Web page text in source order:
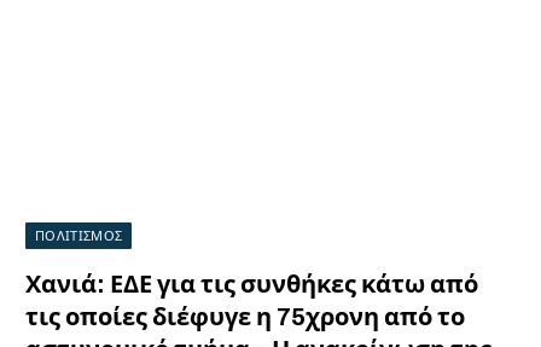
ΠΟΛΙΤΙΣΜΟΣ
Χανιά: ΕΔΕ για τις συνθήκες κάτω από
τις οποίες διέφυγε η 75χρονη από το